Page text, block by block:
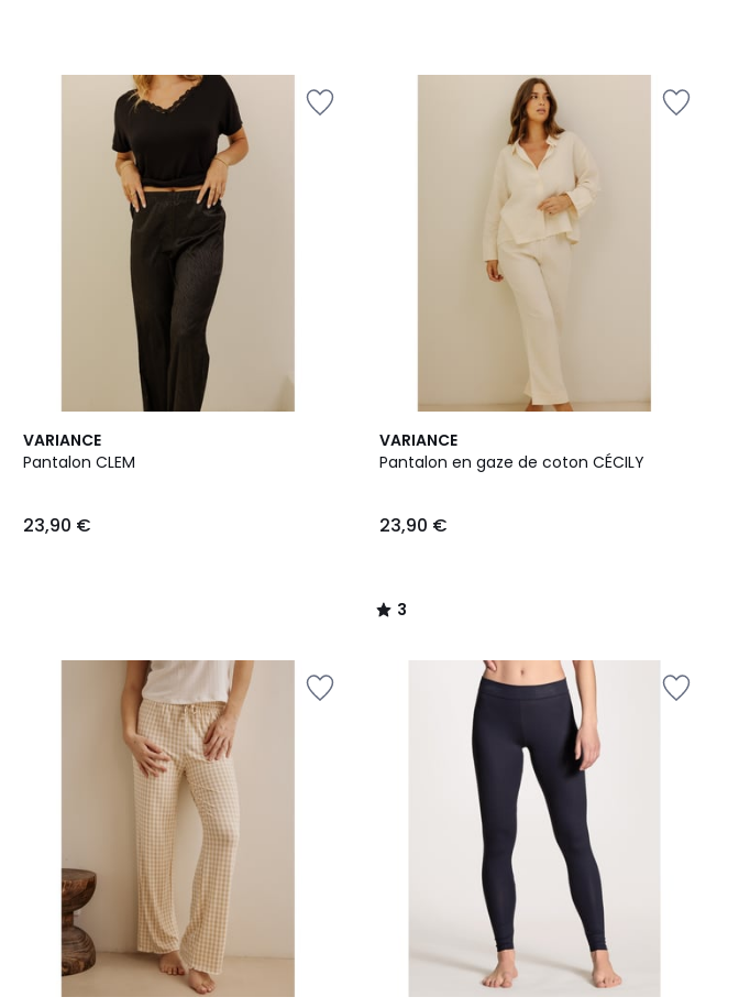
VARIANCE
Pantalon CLEM
23,90 €
VARIANCE
Pantalon en gaze de coton CÉCILY
23,90 €
3
/
3
/